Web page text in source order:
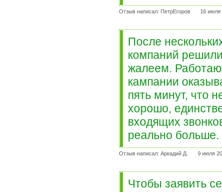
Отзыв написал: ПетрЕгоров 16 июля
После
компаний
жалеем.
кампании
пять минут, что
хорошо,
входящих
реально
Отзыв написал: Аркадий Д. 9 июля
Чтобы заявить